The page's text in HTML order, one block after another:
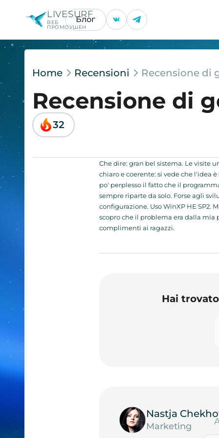
LIVESURF
ВЕБ
ПРОМОУШЕН
Блог
Home Recensioni Recensione di
Recensione di
32
Che dire: gran bel sistema. Le visite
chiaro e coerente: si vede che l'idea
po' perplesso il fatto che il
sempre riparte da solo. Forse agli
configurazione. Uso WinXP HE SP2.
scopro che il problema era dalla mia
complimenti ai ragazzi.
Hai
Nastja
Marketing